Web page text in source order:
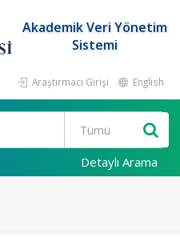
Akademik Veri Yönetim
Sistemi
Araştırmacı Girişi English
Detaylı Arama